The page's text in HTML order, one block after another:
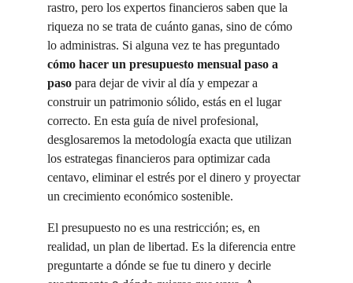
rastro, pero los expertos financieros saben que la
riqueza no se trata de cuánto ganas, sino de cómo
lo administras. Si alguna vez te has preguntado
cómo hacer un presupuesto mensual paso a
paso para dejar de vivir al día y empezar a
construir un patrimonio sólido, estás en el lugar
correcto. En esta guía de nivel profesional,
desglosaremos la metodología exacta que utilizan
los estrategas financieros para optimizar cada
centavo, eliminar el estrés por el dinero y proyectar
un crecimiento económico sostenible.
El presupuesto no es una restricción; es, en
realidad, un plan de libertad. Es la diferencia entre
preguntarte a dónde se fue tu dinero y decirle